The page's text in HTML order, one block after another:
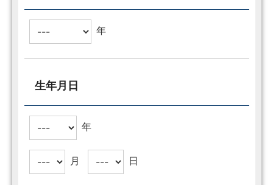
年
生年月日
年
月 日